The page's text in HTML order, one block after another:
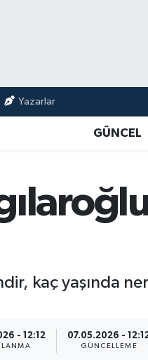
Yazarlar
GÜNCEL
kaç yaşında
- 12:12 07.05.2026 -
GÜNCELLEME